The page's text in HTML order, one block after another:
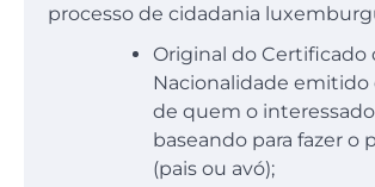
processo de cidadania
Original do Certificado
Nacionalidade
de quem o
baseando para fazer o
(pais ou avó);